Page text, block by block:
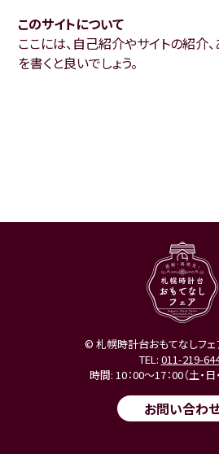
このサイトについて
ここには、自己紹介やサイトの紹介
を書くと良いでしょう。
© 札幌時計台おもてなしフ
TEL: 011-219-
時間: 10：00～17：00（土・日
お問い合わ